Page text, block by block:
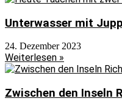
Unterwasser mit
24. Dezember 2023
Weiterlesen »
Zwischen den Inseln